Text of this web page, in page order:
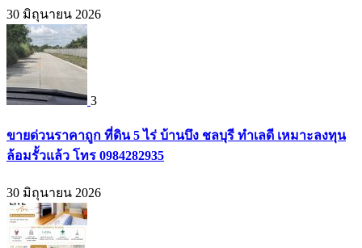
30 มิถุนายน 2026
3
ขายด่วนราคาถูก ที่ดิน 5 ไร่ บ้านบึง ชลบุรี ทำเลดี เหมาะลงทุน
ล้อมรั้วแล้ว โทร 0984282935
30 มิถุนายน 2026